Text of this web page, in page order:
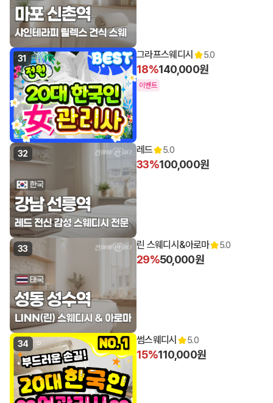
31 그라프스웨디시 5.0
18%140,000원
이벤트
32 레드 5.0
33%100,000원
33 린 스웨디시&아로마 5.0
29%50,000원
34 썸스웨디시 5.0
15%110,000원